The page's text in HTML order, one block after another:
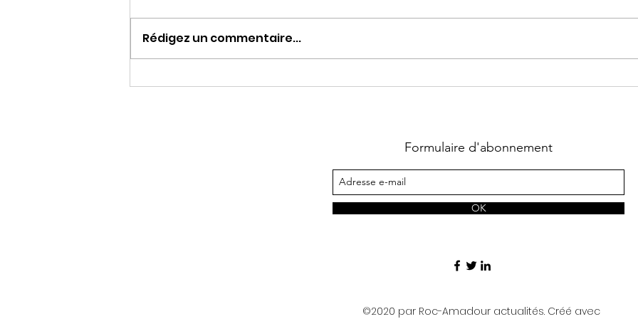
Une journée à chiner…
À Rocamadour, la
NOUVEAU
Rédigez un commentaire...
Formulaire d'abonnement
OK
©2020 par Roc-Amadour actualités. Créé avec